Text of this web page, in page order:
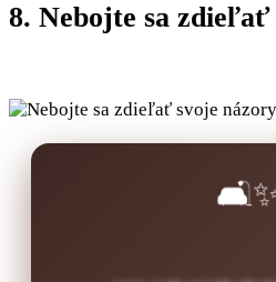
8. Nebojte sa